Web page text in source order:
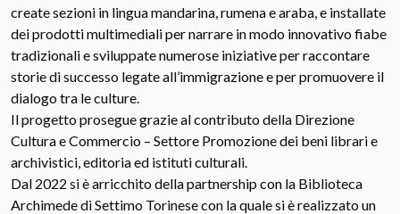
create sezioni in lingua mandarina, rumena e araba, e installate
dei prodotti multimediali per narrare in modo innovativo fiabe
tradizionali e sviluppate numerose iniziative per raccontare
storie di successo legate all’immigrazione e per promuovere il
dialogo tra le culture.
Il progetto prosegue grazie al contributo della Direzione
Cultura e Commercio – Settore Promozione dei beni librari e
archivistici, editoria ed istituti culturali.
Dal 2022 si è arricchito della partnership con la Biblioteca
Archimede di Settimo Torinese con la quale si è realizzato un